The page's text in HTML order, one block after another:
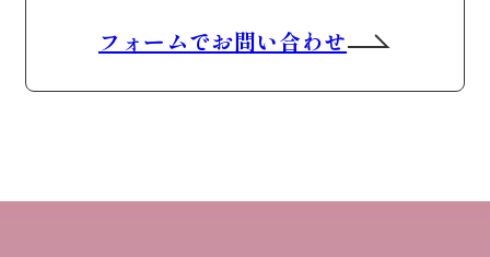
フォームでお問い合わせ